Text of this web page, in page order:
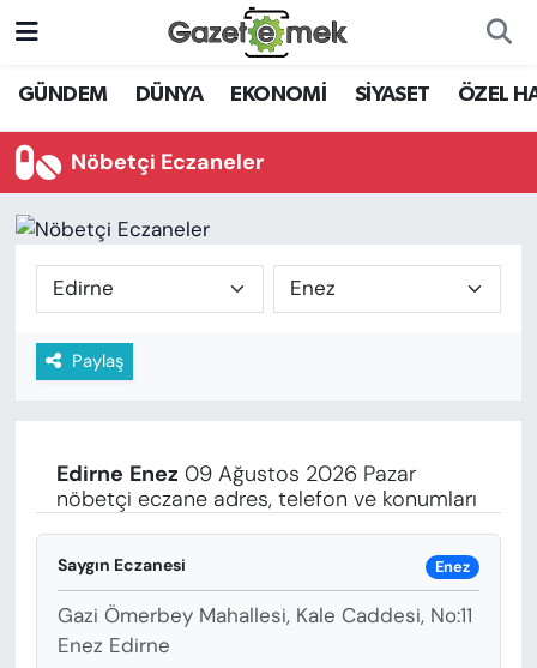
GÜNDEM DÜNYA EKONOMİ SİYASET ÖZEL
Nöbetçi Eczaneler
Paylaş
Edirne Enez 09 Ağustos 2026 Pazar
nöbetçi eczane adres, telefon ve konumları
Saygın Eczanesi Enez
Gazi Ömerbey Mahallesi, Kale Caddesi, No:11
Enez Edirne
DÜNYA
EKONOMİ
YENİ MEDYADA EMEK
GAZETECİLİĞİNİ GELİŞTİRMEK
FAYDALI BİLGİLER
EĞİTİM
SAĞLIK
Nöbetçi Eczaneler
Hava Durumu
Trafik Durumu
Haber Arşivi